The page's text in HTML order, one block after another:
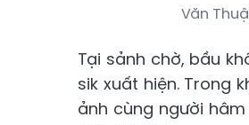
Văn
Tại sảnh chờ, bầu
sik xuất hiện. Trong
ảnh cùng người